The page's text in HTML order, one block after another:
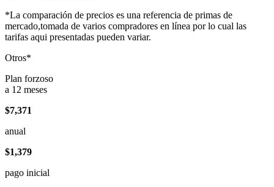
*La comparación de precios es una referencia de primas de
mercado,tomada de varios compradores en línea por lo cual las
tarifas aqui presentadas pueden variar.
Otros*
Plan forzoso
a 12 meses
$7,371
anual
$1,379
pago inicial